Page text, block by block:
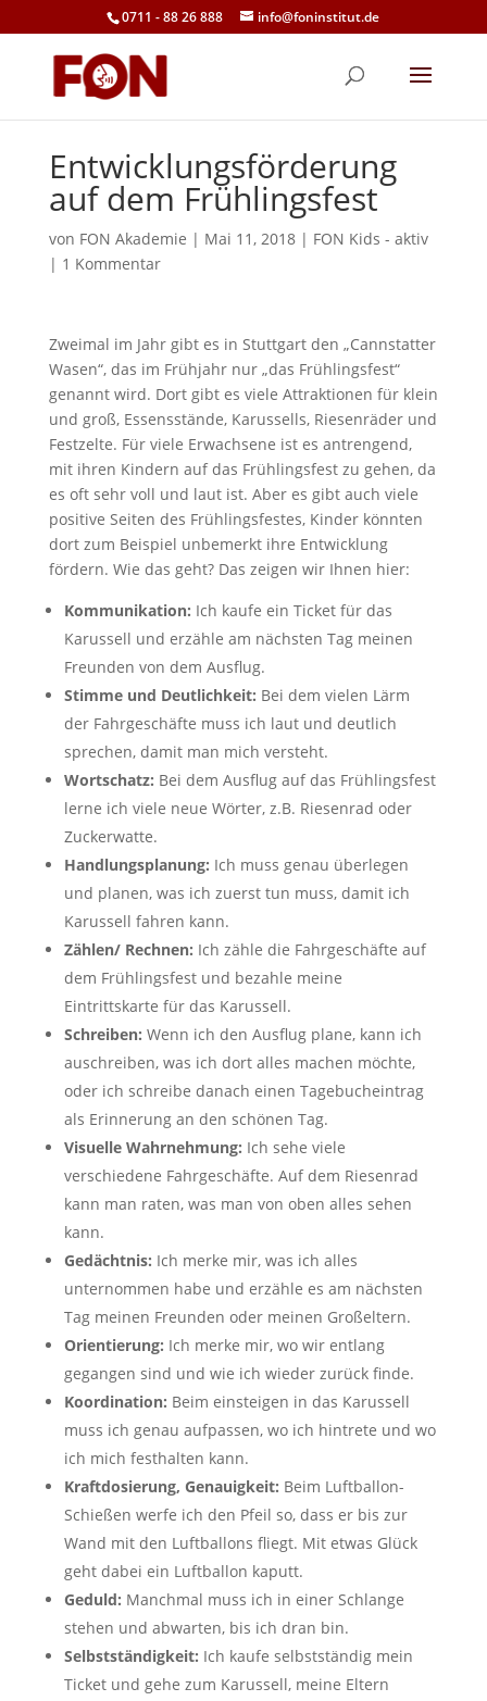
0711 - 88 26 888 info@foninstitut.de
Entwicklungsförderung
auf dem Frühlingsfest
von FON Akademie | Mai 11, 2018| FON Kids - aktiv
| 1 Kommentar
Zweimal im Jahr gibt es in Stuttgart den „Cannstatter
Wasen“, das im Frühjahr nur „das Frühlingsfest“
genannt wird. Dort gibt es viele Attraktionen für klein
und groß, Essensstände, Karussells, Riesenräder und
Festzelte. Für viele Erwachsene ist es antrengend,
mit ihren Kindern auf das Frühlingsfest zu gehen, da
es oft sehr voll und laut ist. Aber es gibt auch viele
positive Seiten des Frühlingsfestes, Kinder könnten
dort zum Beispiel unbemerkt ihre Entwicklung
fördern. Wie das geht? Das zeigen wir Ihnen hier:
Kommunikation: Ich kaufe ein Ticket für das
Karussell und erzähle am nächsten Tag meinen
Freunden von dem Ausflug.
Stimme und Deutlichkeit: Bei dem vielen Lärm
der Fahrgeschäfte muss ich laut und deutlich
sprechen, damit man mich versteht.
Wortschatz: Bei dem Ausflug auf das Frühlingsfest
lerne ich viele neue Wörter, z.B. Riesenrad oder
Zuckerwatte.
Handlungsplanung: Ich muss genau überlegen
und planen, was ich zuerst tun muss, damit ich
Karussell fahren kann.
Zählen/ Rechnen: Ich zähle die Fahrgeschäfte auf
dem Frühlingsfest und bezahle meine
Eintrittskarte für das Karussell.
Schreiben: Wenn ich den Ausflug plane, kann ich
auschreiben, was ich dort alles machen möchte,
oder ich schreibe danach einen Tagebucheintrag
als Erinnerung an den schönen Tag.
Visuelle Wahrnehmung: Ich sehe viele
verschiedene Fahrgeschäfte. Auf dem Riesenrad
kann man raten, was man von oben alles sehen
kann.
Gedächtnis: Ich merke mir, was ich alles
unternommen habe und erzähle es am nächsten
Tag meinen Freunden oder meinen Großeltern.
Orientierung: Ich merke mir, wo wir entlang
gegangen sind und wie ich wieder zurück finde.
Koordination: Beim einsteigen in das Karussell
muss ich genau aufpassen, wo ich hintrete und wo
ich mich festhalten kann.
Kraftdosierung, Genauigkeit: Beim Luftballon-
Schießen werfe ich den Pfeil so, dass er bis zur
Wand mit den Luftballons fliegt. Mit etwas Glück
geht dabei ein Luftballon kaputt.
Geduld: Manchmal muss ich in einer Schlange
stehen und abwarten, bis ich dran bin.
Selbstständigkeit: Ich kaufe selbstständig mein
Ticket und gehe zum Karussell, meine Eltern